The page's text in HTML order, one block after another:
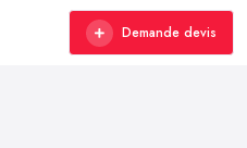
Demande devis